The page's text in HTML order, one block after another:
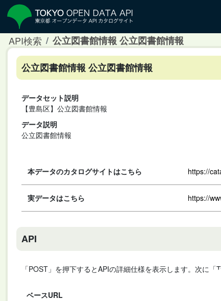
API検索 公立図書館情報 公立図書館情報
公立図書館情報 公立図書館情報
データセット説明
【豊島区】公立図書館情報
データ説明
公立図書館情報
本データのカタログサイトはこちら https://
実データはこちら https://
API
「POST」を押下するとAPIの詳細仕様を表示します。次に
ベースURL